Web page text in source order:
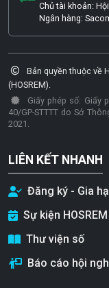
Chủ tài khoản:
Ngân hàng:
Bản quyền thuộc về
(HOSREM).
Giấy phép số: Giấy
40/GP-STTTT do Sở
2021.
LIÊN KẾT NHANH
Đăng ký - Gia
Sự kiện HOSREM
Thư viện số
Báo cáo hội